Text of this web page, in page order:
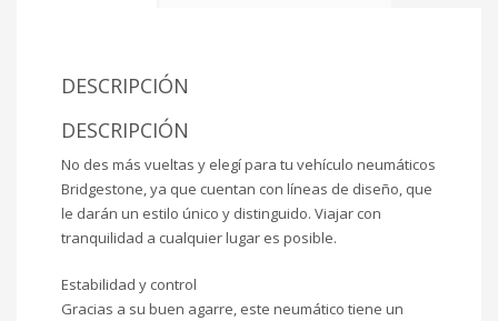
DESCRIPCIÓN
DESCRIPCIÓN
No des más vueltas y elegí para tu vehículo neumáticos
Bridgestone, ya que cuentan con líneas de diseño, que
le darán un estilo único y distinguido. Viajar con
tranquilidad a cualquier lugar es posible.
Estabilidad y control
Gracias a su buen agarre, este neumático tiene un